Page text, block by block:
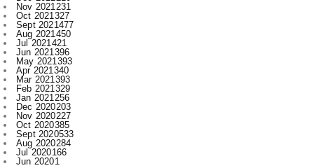
Nov 2021231
Oct 2021327
Sept 2021477
Aug 2021450
Jul 2021421
Jun 2021396
May 2021393
Apr 2021340
Mar 2021393
Feb 2021329
Jan 2021256
Dec 2020203
Nov 2020227
Oct 2020385
Sept 2020533
Aug 2020284
Jul 2020166
Jun 20201